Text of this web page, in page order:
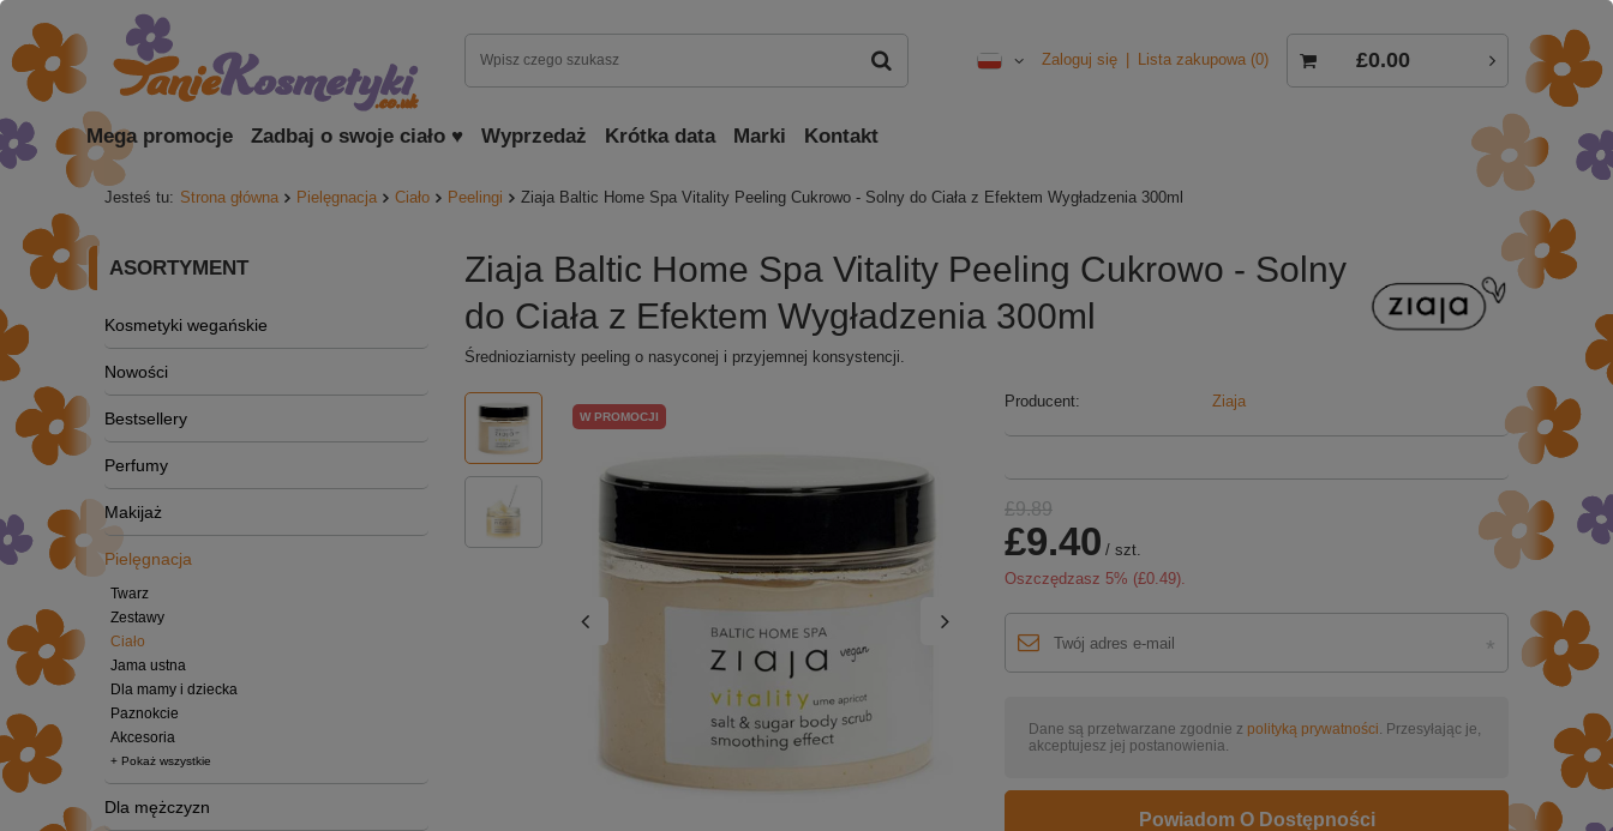
Zaloguj się Lista zakupowa 0 £0.00
Mega promocje Zadbaj o swoje ciało ♥ Wyprzedaż Krótka data Marki Kontakt
Jesteś tu: Strona główna Pielęgnacja Ciało Peelingi Ziaja Baltic Home Spa Vitality Peeling Cukrowo - Solny do Ciała z Efektem Wygładzenia 300ml
ASORTYMENT
Kosmetyki wegańskie
Nowości
Bestsellery
Perfumy
Makijaż
Pielęgnacja
Twarz
Zestawy
Ciało
Jama ustna
Dla mamy i dziecka
Paznokcie
Akcesoria
+ Pokaż wszystkie
Dla mężczyzn
Ziaja Baltic Home Spa Vitality Peeling Cukrowo - Solny
do Ciała z Efektem Wygładzenia 300ml
Średnioziarnisty peeling o nasyconej i przyjemnej konsystencji.
W PROMOCJI
Producent: Ziaja
£9.89
£9.40 / szt.
Oszczędzasz 5% (£0.49).
Dane są przetwarzane zgodnie z polityką prywatności . Przesyłając je,
akceptujesz jej postanowienia.
Powiadom O Dostępności